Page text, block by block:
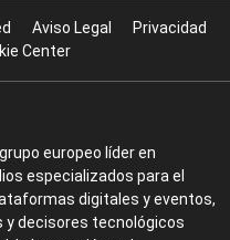
Aviso Legal
Privacidad
Center
europeo líder en
especializados para el
digitales y eventos,
decisores tecnológicos